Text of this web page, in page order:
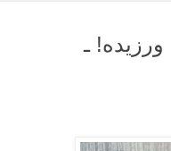
ورزیده! ـ